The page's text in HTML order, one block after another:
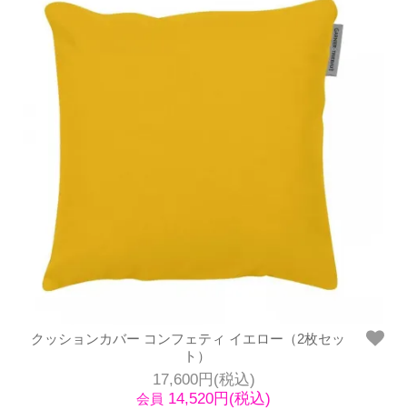
クッションカバー コンフェティ イエロー（2枚セッ
ト）
17,600円(税込)
会員 14,520円(税込)